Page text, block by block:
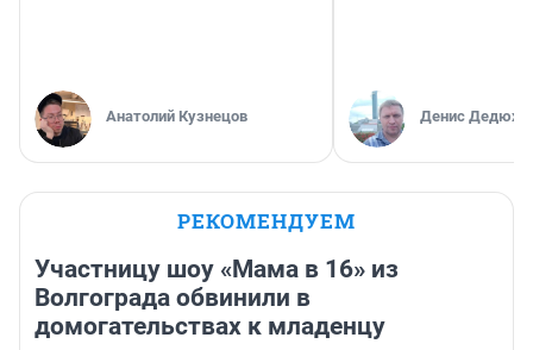
Анатолий Кузнецов Денис
РЕКОМЕНДУЕМ
Участницу шоу «Мама в 16» из
Волгограда обвинили в
домогательствах к младенцу